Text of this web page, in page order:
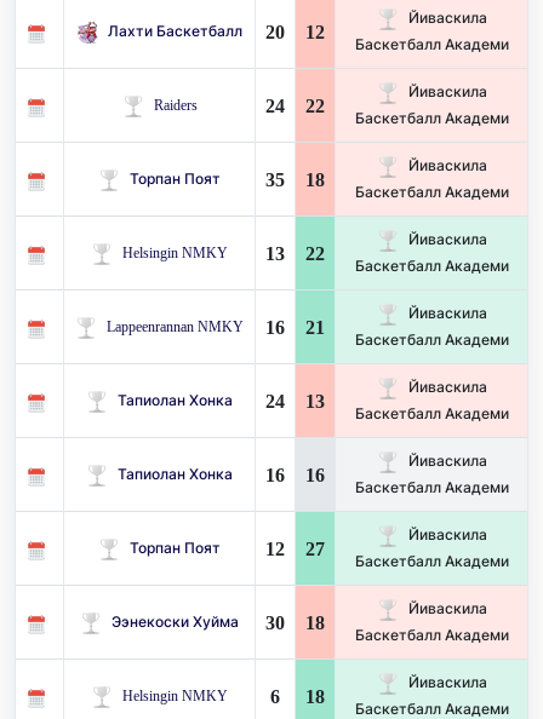
Лахти Баскетбалл 20 12
Йиваскила
Баскетбалл Академи
Raiders 24 22
Йиваскила
Баскетбалл Академи
Торпан Поят 35 18
Йиваскила
Баскетбалл Академи
Helsingin NMKY 13 22
Йиваскила
Баскетбалл Академи
Lappeenrannan NMKY 16 21
Йиваскила
Баскетбалл Академи
Тапиолан Хонка 24 13
Йиваскила
Баскетбалл Академи
Тапиолан Хонка 16 16
Йиваскила
Баскетбалл Академи
Торпан Поят 12 27
Йиваскила
Баскетбалл Академи
Ээнекоски Хуйма 30 18
Йиваскила
Баскетбалл Академи
Helsingin NMKY 6 18
Йиваскила
Баскетбалл Академи